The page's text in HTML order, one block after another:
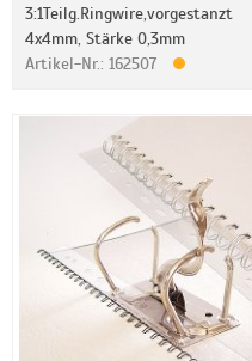
3:1Teilg.Ringwire,vorgestanzt
4x4mm, Stärke 0,3mm
Artikel-Nr.: 162507